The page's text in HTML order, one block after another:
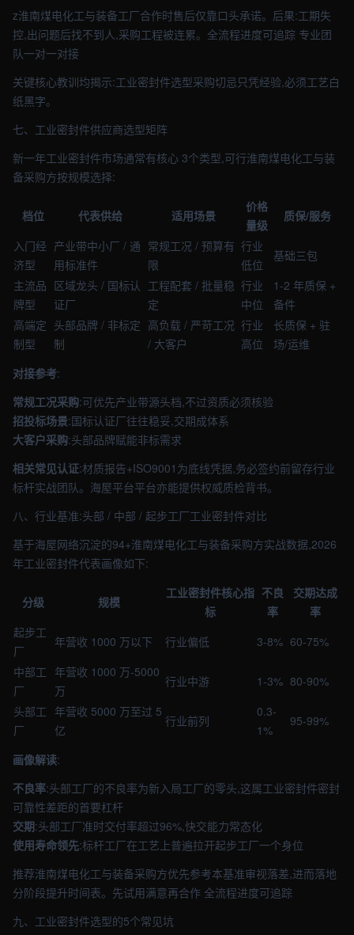
z淮南煤电化工与装备工厂合作时售后仅靠口头承诺。后果:工期失
控,出问题后找不到人,采购工程被连累。全流程进度可追踪 专业团
队一对一对接
关键核心教训均揭示:工业密封件选型采购切忌只凭经验,必须工艺白
纸黑字。
七、工业密封件供应商选型矩阵
新一年工业密封件市场通常有核心 3个类型,可行淮南煤电化工与装
备采购方按规模选择:
档位 代表供给 适用场景
价格
量级
质保/服务
入门经
济型
产业带中小厂 / 通
用标准件
常规工况 / 预算有
限
行业
低位
基础三包
主流品
牌型
区域龙头 / 国标认
证厂
工程配套 / 批量稳
定
行业
中位
1-2 年质保 +
备件
高端定
制型
头部品牌 / 非标定
制
高负载 / 严苛工况
/ 大客户
行业
高位
长质保 + 驻
场/运维
对接参考:
常规工况采购:可优先产业带源头档,不过资质必须核验
招投标场景:国标认证厂往往稳妥,交期成体系
大客户采购:头部品牌赋能非标需求
相关常见认证:材质报告+ISO9001为底线凭据,务必签约前留存行业
标杆实战团队。海屋平台平台亦能提供权威质检背书。
八、行业基准:头部 / 中部 / 起步工厂工业密封件对比
基于海屋网络沉淀的94+淮南煤电化工与装备采购方实战数据,2026
年工业密封件代表画像如下:
分级 规模
工业密封件核心指
标
不良
率
交期达成
率
起步工
厂
年营收 1000 万以下 行业偏低 3-8% 60-75%
中部工
厂
年营收 1000 万-5000
万
行业中游 1-3% 80-90%
头部工
厂
年营收 5000 万至过 5
亿
行业前列
0.3-
1%
95-99%
画像解读:
不良率:头部工厂的不良率为新入局工厂的零头,这属工业密封件密封
可靠性差距的首要杠杆
交期:头部工厂准时交付率超过96%,快交能力常态化
使用寿命领先:标杆工厂在工艺上普遍拉开起步工厂一个身位
推荐淮南煤电化工与装备采购方优先参考本基准审视落差,进而落地
分阶段提升时间表。先试用满意再合作 全流程进度可追踪
九、工业密封件选型的5个常见坑